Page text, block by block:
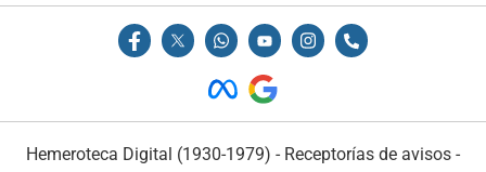
Hemeroteca Digital (1930-1979) - Receptorías de avisos -